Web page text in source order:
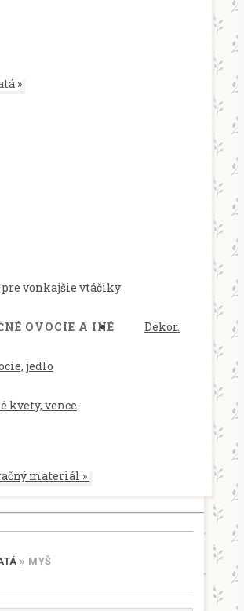
»
pre vonkajšie vtáčiky
OVOCIE A INÉ Dekor.
jedlo
kvety, vence
materiál »
» MYŠ